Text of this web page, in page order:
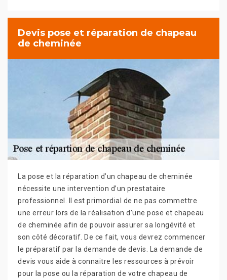
Devis pose et réparation de chapeau
de cheminée
La pose et la réparation d’un chapeau de cheminée
nécessite une intervention d’un prestataire
professionnel. Il est primordial de ne pas commettre
une erreur lors de la réalisation d’une pose et chapeau
de cheminée afin de pouvoir assurer sa longévité et
son côté décoratif. De ce fait, vous devrez commencer
le préparatif par la demande de devis. La demande de
devis vous aide à connaitre les ressources à prévoir
pour la pose ou la réparation de votre chapeau de